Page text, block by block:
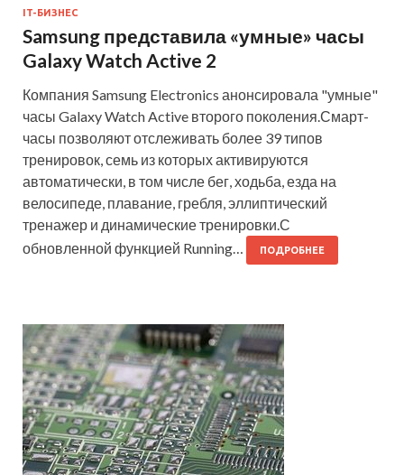
IT-БИЗНЕС
Samsung представила «умные» часы
Galaxy Watch Active 2
Компания Samsung Electronics анонсировала "умные"
часы Galaxy Watch Active второго поколения.Смарт-
часы позволяют отслеживать более 39 типов
тренировок, семь из которых активируются
автоматически, в том числе бег, ходьба, езда на
велосипеде, плавание, гребля, эллиптический
тренажер и динамические тренировки.С
обновленной функцией Running…
ПОДРОБНЕЕ